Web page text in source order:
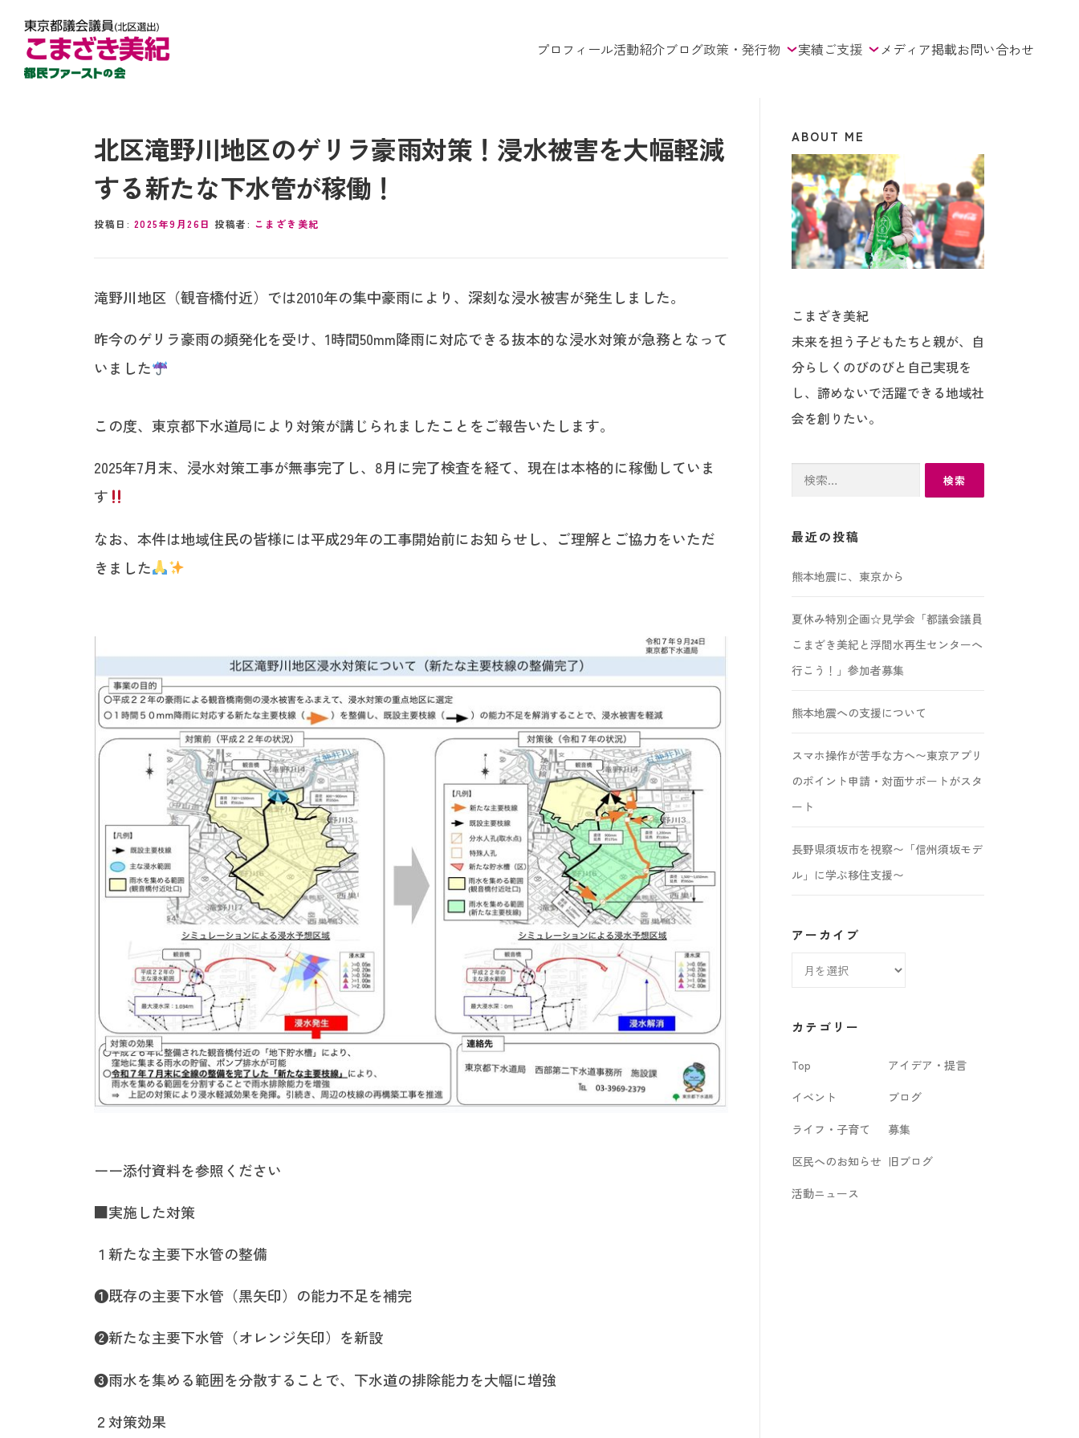
プロフィール活動紹介ブログ政策・発行物 実績ご支援 メディア掲載お問い合わせ
北区滝野川地区のゲリラ豪雨対策！浸水被害を大幅軽減
する新たな下水管が稼働！
投稿日: 2025年9月26日 投稿者: こまざき美紀
滝野川地区（観音橋付近）では2010年の集中豪雨により、深刻な浸水被害が発生しました。
昨今のゲリラ豪雨の頻発化を受け、1時間50mm降雨に対応できる抜本的な浸水対策が急務となって
いました
この度、東京都下水道局により対策が講じられましたことをご報告いたします。
2025年7月末、浸水対策工事が無事完了し、8月に完了検査を経て、現在は本格的に稼働していま
す
なお、本件は地域住民の皆様には平成29年の工事開始前にお知らせし、ご理解とご協力をいただ
きました
ーー添付資料を参照ください
■実施した対策
１新たな主要下水管の整備
❶既存の主要下水管（黒矢印）の能力不足を補完
❷新たな主要下水管（オレンジ矢印）を新設
❸雨水を集める範囲を分散することで、下水道の排除能力を大幅に増強
２対策効果
ABOUT ME
こまざき美紀
未来を担う子どもたちと親が、自
分らしくのびのびと自己実現を
し、諦めないで活躍できる地域社
会を創りたい。
最近の投稿
熊本地震に、東京から
夏休み特別企画☆見学会「都議会議員
こまざき美紀と浮間水再生センターへ
行こう！」参加者募集
熊本地震への支援について
スマホ操作が苦手な方へ〜東京アプリ
のポイント申請・対面サポートがスタ
ート
長野県須坂市を視察〜「信州須坂モデ
ル」に学ぶ移住支援〜
アーカイブ
ブ
カテゴリー
Top
アイデア・提言
イベント
ブログ
ライフ・子育て
募集
区民へのお知らせ 旧ブログ
活動ニュース